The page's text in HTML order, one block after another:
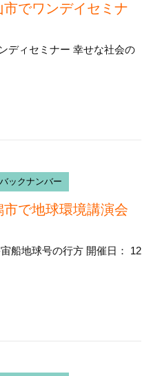
でワンデイセミナ
ディセミナー 幸せな社会の
バックナンバー
で地球環境講演会
船地球号の行方 開催日： 12